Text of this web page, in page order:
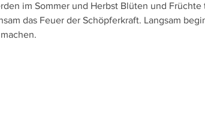
im Sommer und Herbst Blüten und Früchte
das Feuer der Schöpferkraft. Langsam